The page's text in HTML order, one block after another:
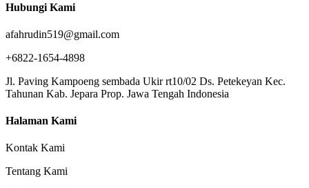
Hubungi Kami
afahrudin519@gmail.com
+6822-1654-4898
Jl. Paving Kampoeng sembada Ukir rt10/02 Ds. Petekeyan Kec.
Tahunan Kab. Jepara Prop. Jawa Tengah Indonesia
Halaman Kami
Kontak Kami
Tentang Kami